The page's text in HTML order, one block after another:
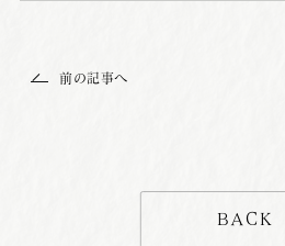
前の記事へ
BACK